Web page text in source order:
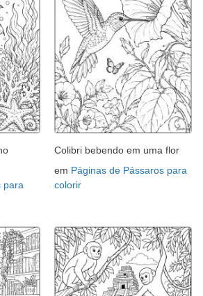
para
Colibri bebendo em uma flor
em Páginas de Pássaros para
colorir